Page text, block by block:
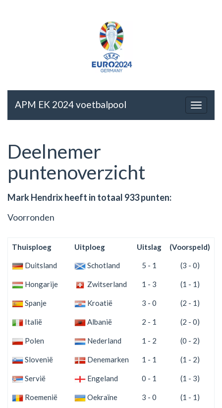
APM EK 2024 voetbalpool
Deelnemer
puntenoverzicht
Mark Hendrix heeft in totaal 933 punten:
Voorronden
Thuisploeg Uitploeg Uitslag (Voorspeld)
Duitsland Schotland 5 - 1 (3 - 0)
Hongarije Zwitserland 1 - 3 (1 - 1)
Spanje Kroatië 3 - 0 (2 - 1)
Italië Albanië 2 - 1 (2 - 0)
Polen Nederland 1 - 2 (0 - 2)
Slovenië Denemarken 1 - 1 (1 - 2)
Servië Engeland 0 - 1 (1 - 3)
Roemenië Oekraïne 3 - 0 (1 - 1)